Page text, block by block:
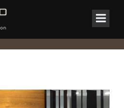
- DUPLEX
Thiết kế nội thất căn hộ